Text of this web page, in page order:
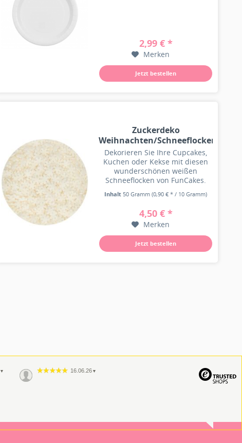
2,99 € *
Merken
Jetzt bestellen
Zuckerdeko
Weihnachten/Schneeflocken
50g
Dekorieren Sie Ihre Cupcakes,
Kuchen oder Kekse mit diesen
wunderschönen weißen
Schneeflocken von FunCakes.
Auch ideal für Kreationen zum
Thema Frozen. Perfekte
Dekoration für Torten und
Leckereien mit einem Frozen-,
Weihnachts- oder...
Inhalt 50 Gramm(0,90 € * / 10 Gramm)
4,50 € *
Merken
Jetzt bestellen
▼ 16.06.26 ▼